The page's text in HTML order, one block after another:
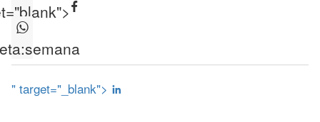
semana
" target="_blank">